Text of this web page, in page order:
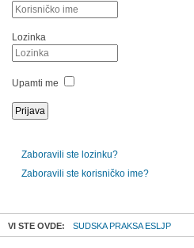
Lozinka
Upamti me
Zaboravili ste lozinku?
Zaboravili ste korisničko ime?
VI STE OVDE: SUDSKA PRAKSA ESLJP